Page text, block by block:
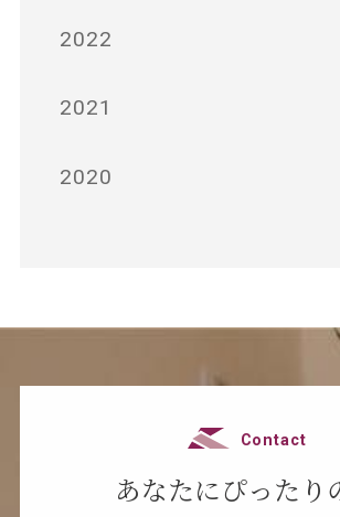
2022
2021
2020
Contact
あなたにぴったり